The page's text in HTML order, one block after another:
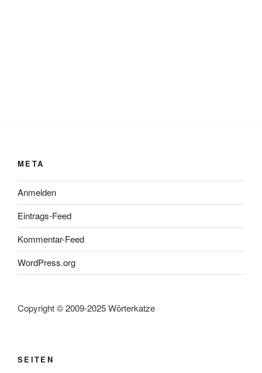
META
Anmelden
Eintrags-Feed
Kommentar-Feed
WordPress.org
Copyright © 2009-2025 Wörterkatze
SEITEN